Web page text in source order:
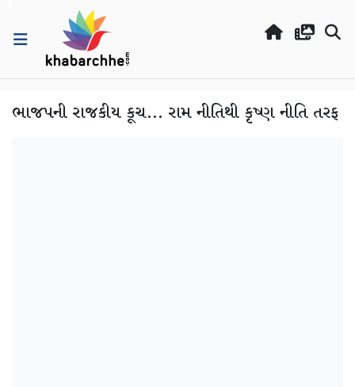
ભાજપની રાજકીય કૂચ... રામ નીતિથી કૃષ્ણ નીતિ તરફ